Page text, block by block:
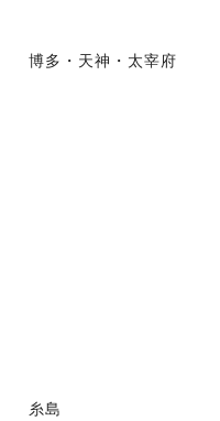
博多・天神・太宰府
糸島